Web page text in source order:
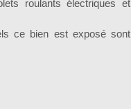
roulants électriques et
ce bien est exposé sont